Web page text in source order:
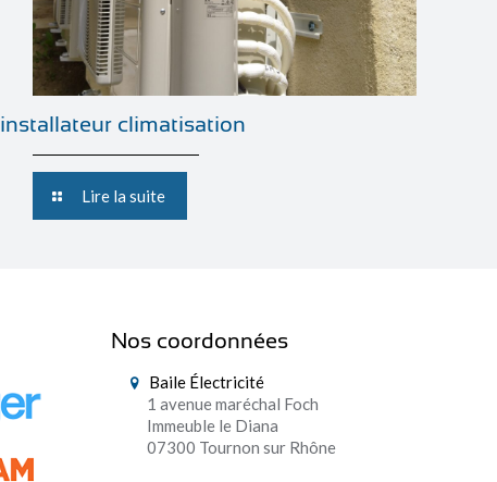
installateur climatisation
Lire la suite
Nos coordonnées
Baile Électricité
1 avenue maréchal Foch
Immeuble le Diana
07300 Tournon sur Rhône